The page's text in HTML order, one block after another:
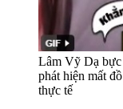
Lâm Vỹ Dạ
phát hiện mất
thực tế